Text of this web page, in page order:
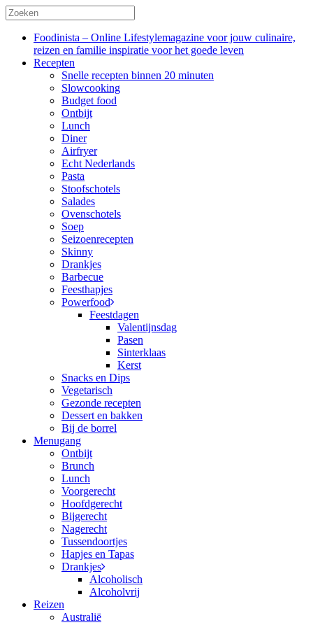
Foodinista – Online Lifestylemagazine voor jouw culinaire,
reizen en familie inspiratie voor het goede leven
Recepten
Snelle recepten binnen 20 minuten
Slowcooking
Budget food
Ontbijt
Lunch
Diner
Airfryer
Echt Nederlands
Pasta
Stoofschotels
Salades
Ovenschotels
Soep
Seizoenrecepten
Skinny
Drankjes
Barbecue
Feesthapjes
Powerfood
Feestdagen
Valentijnsdag
Pasen
Sinterklaas
Kerst
Snacks en Dips
Vegetarisch
Gezonde recepten
Dessert en bakken
Bij de borrel
Menugang
Ontbijt
Brunch
Lunch
Voorgerecht
Hoofdgerecht
Bijgerecht
Nagerecht
Tussendoortjes
Hapjes en Tapas
Drankjes
Alcoholisch
Alcoholvrij
Reizen
Australië